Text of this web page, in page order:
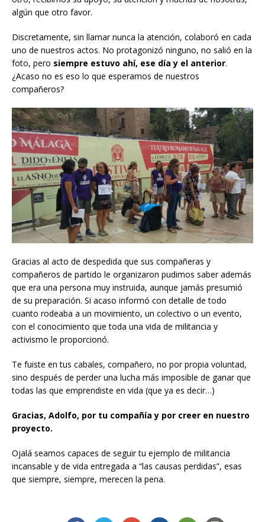
algún que otro favor.
Discretamente, sin llamar nunca la atención, colaboró en cada
uno de nuestros actos. No protagonizó ninguno, no salió en la
foto, pero siempre estuvo ahí, ese día y el anterior.
¿Acaso no es eso lo que esperamos de nuestros
compañeros?
Gracias al acto de despedida que sus compañeras y
compañeros de partido le organizaron pudimos saber además
que era una persona muy instruida, aunque jamás presumió
de su preparación. Si acaso informó con detalle de todo
cuanto rodeaba a un movimiento, un colectivo o un evento,
con el conocimiento que toda una vida de militancia y
activismo le proporcionó.
Te fuiste en tus cabales, compañero, no por propia voluntad,
sino después de perder una lucha más imposible de ganar que
todas las que emprendiste en vida (que ya es decir…)
Gracias, Adolfo, por tu compañía y por creer en nuestro
proyecto.
Ojalá seamos capaces de seguir tu ejemplo de militancia
incansable y de vida entregada a “las causas perdidas”, esas
que siempre, siempre, merecen la pena.